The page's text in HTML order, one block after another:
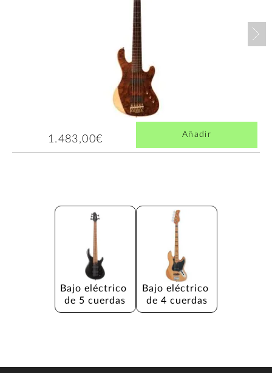
1.483,00€ Añadir
Bajo eléctrico
de 5 cuerdas
Bajo eléctrico
de 4 cuerdas